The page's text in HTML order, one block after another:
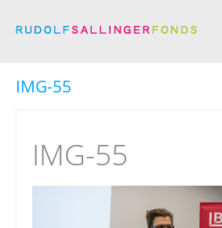
IMG-55
IMG-55